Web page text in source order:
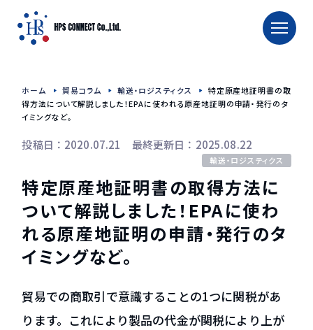
ホーム
タイへの輸出入
タイへのお酒輸出入
タイへの食品用機械輸送
TRAFFIC CALENDAR
会社紹介
グループ会社 HPS Tradeについて
ホーム 貿易コラム 輸送・ロジスティクス
特定原産地証明書の取
得方法について解説しました！EPAに使われる原産地証明の申請・発行のタ
イミングなど。
投稿日：2020.07.21 最終更新日：2025.08.22
輸送・ロジスティクス
特定原産地証明書の取得方法に
ついて解説しました！EPAに使わ
れる原産地証明の申請・発行のタ
イミングなど。
貿易での商取引で意識することの1つに関税があ
ります。これにより製品の代金が関税により上が